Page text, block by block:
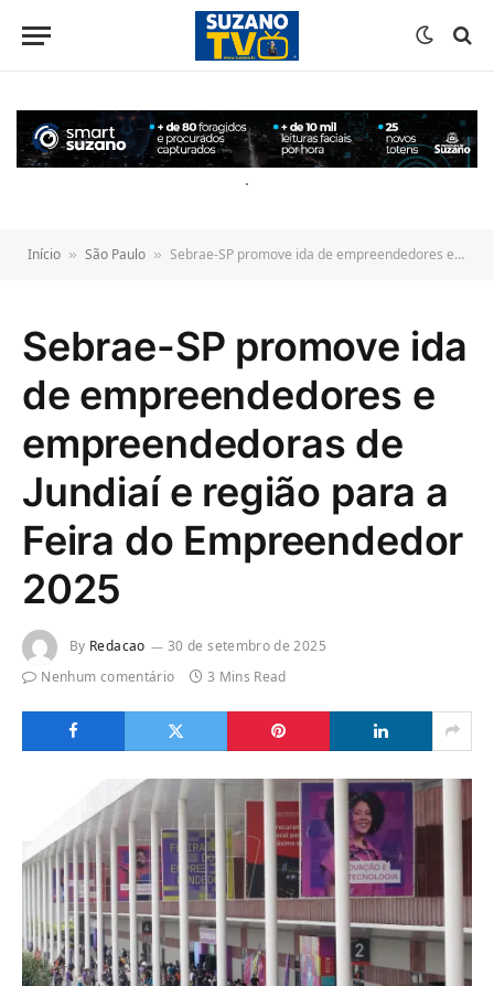
conteúdo
.
Início » São Paulo » Sebrae-SP promove ida de empreendedores e empreendedoras de Jundiaí e região para a Feira do Empreendedor 2025
Sebrae-SP promove ida
de empreendedores e
empreendedoras de
Jundiaí e região para a
Feira do Empreendedor
2025
By Redacao
30 de setembro de 2025
Nenhum comentário
3 Mins Read